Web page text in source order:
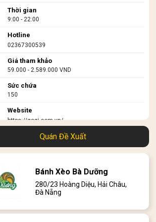
Thời gian
9:00 - 22:00
Hotline
02367300539
Giá tham khảo
59.000 - 2.589.000 VND
Sức chứa
150
Website
https://gogi.com.vn/
https://gogi.com.vn/mon-le
Quán Đề Xuất
Bánh Xèo Bà Dưỡng
280/23 Hoàng Diệu, Hải Châu,
Đà Nẵng